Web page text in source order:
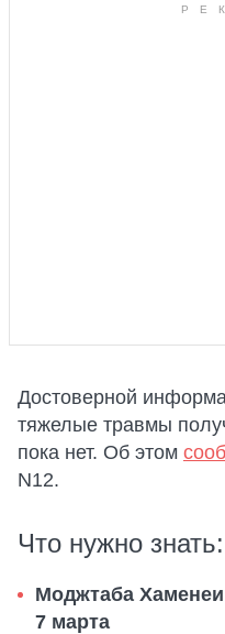
Достоверной
тяжелые травмы
пока нет. Об этом
N12.
Что нужно знать:
Моджтаба
7 марта